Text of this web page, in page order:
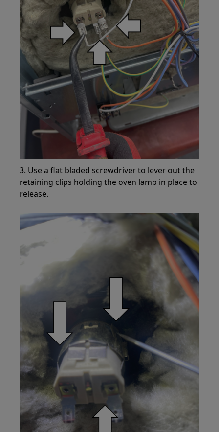
3. Use a flat bladed screwdriver to lever out the
retaining clips holding the oven lamp in place to
release.